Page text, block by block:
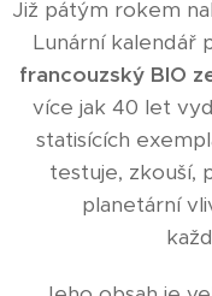
Již pátým rokem
Lunární kalendář
francouzský BIO
více jak 40 let
statisících
testuje, zkouší,
planetární